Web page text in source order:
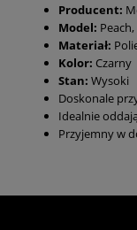
Producent:
Model:
Materiał:
Kolor: Czarny
Stan: Wysoki
Doskonale
Idealnie
Przyjemny w